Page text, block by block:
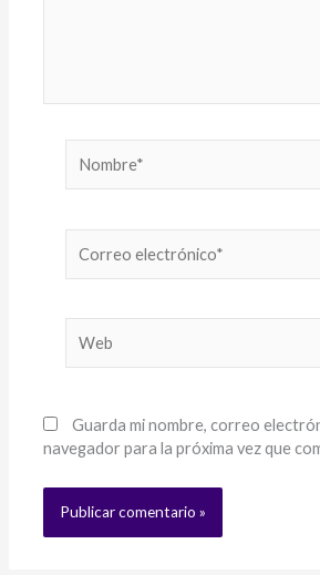
electrónico*
Guarda mi nombre, correo
navegador para la próxima vez que